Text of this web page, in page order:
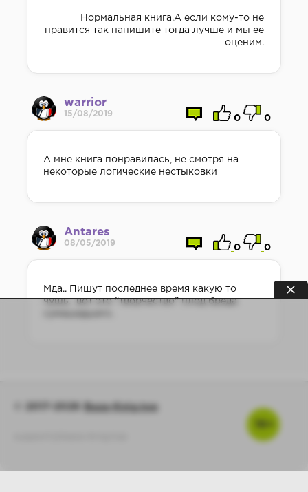
Нормальная книга.А если кому-то не
нравится так напишите тогда лучше и мы ее
оценим.
warrior
15/08/2019
0 0
А мне книга понравилась, не смотря на
некоторые логические нестыковки
Antares
08/05/2019
0 0
Мда.. Пишут последнее время какую то
чушь, вот это "творчество" плод бреда
Baza-Knig.top